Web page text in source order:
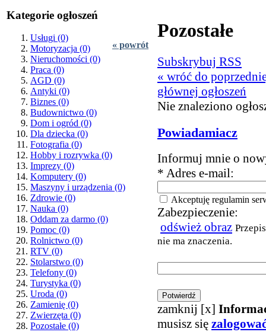
Kategorie ogłoszeń
« powrót
Usługi (0)
Motoryzacja (0)
Nieruchomości (0)
Praca (0)
AGD (0)
Antyki (0)
Biznes (0)
Budownictwo (0)
Dom i ogród (0)
Dla dziecka (0)
Fotografia (0)
Hobby i rozrywka (0)
Imprezy (0)
Komputery (0)
Maszyny i urządzenia (0)
Zdrowie (0)
Nauka (0)
Oddam za darmo (0)
Pomoc (0)
Rolnictwo (0)
RTV (0)
Stolarstwo (0)
Telefony (0)
Turystyka (0)
Uroda (0)
Zamienię (0)
Zwierzęta (0)
Pozostałe (0)
Pozostałe
Subskrybuj RSS
« wróć do
głównej ogłoszeń
Nie znaleziono
Powiadamiacz
Informuj mnie o
* Adres e-mail:
Akceptuję regulamin
Zabezpieczenie:
odśwież obraz
nie ma znaczenia.
zamknij [x]
musisz się